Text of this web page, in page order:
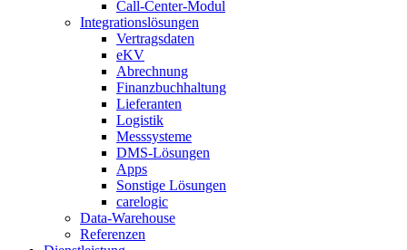
Call-Center-Modul
Integrationslösungen
Vertragsdaten
eKV
Abrechnung
Finanzbuchhaltung
Lieferanten
Logistik
Messsysteme
DMS-Lösungen
Apps
Sonstige Lösungen
carelogic
Data-Warehouse
Referenzen